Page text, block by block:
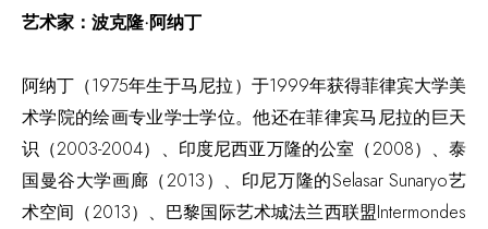
艺术家：波克隆·阿纳丁
阿纳丁（1975年生于马尼拉）于1999年获得菲律宾大学美
术学院的绘画专业学士学位。他还在菲律宾马尼拉的巨天
识（2003-2004）、印度尼西亚万隆的公室（2008）、泰
国曼谷大学画廊（2013）、印尼万隆的Selasar Sunaryo艺
术空间（2013）、巴黎国际艺术城法兰西联盟Intermondes